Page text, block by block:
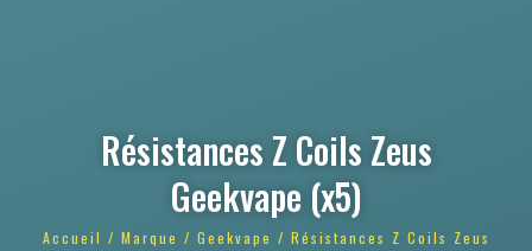
Résistances Z Coils Zeus
Geekvape (x5)
Accueil / Marque / Geekvape / Résistances Z Coils Zeus